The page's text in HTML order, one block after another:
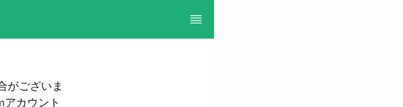
がございま
カウント